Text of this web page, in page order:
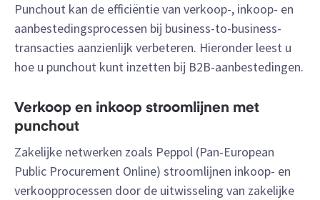
Punchout kan de efficiëntie van verkoop-, inkoop- en
aanbestedingsprocessen bij business-to-business-
transacties aanzienlijk verbeteren. Hieronder leest u
hoe u punchout kunt inzetten bij B2B-aanbestedingen.
Verkoop en inkoop stroomlijnen met
punchout
Zakelijke netwerken zoals Peppol (Pan-European
Public Procurement Online) stroomlijnen inkoop- en
verkoopprocessen door de uitwisseling van zakelijke